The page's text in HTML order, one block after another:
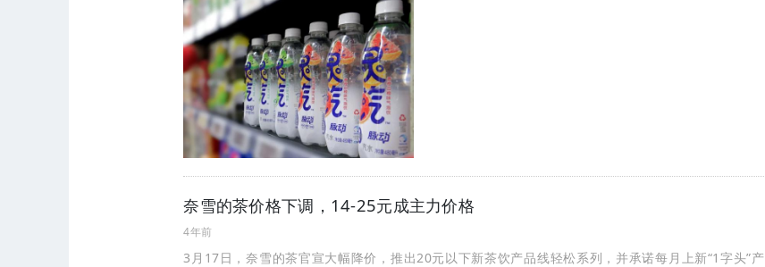
奈雪的茶价格下调，14-25元成主力价格
4年前
3月17日，奈雪的茶官宣大幅降价，推出20元以下新茶饮产品线轻松系列，并承诺每月上新“1字头”产